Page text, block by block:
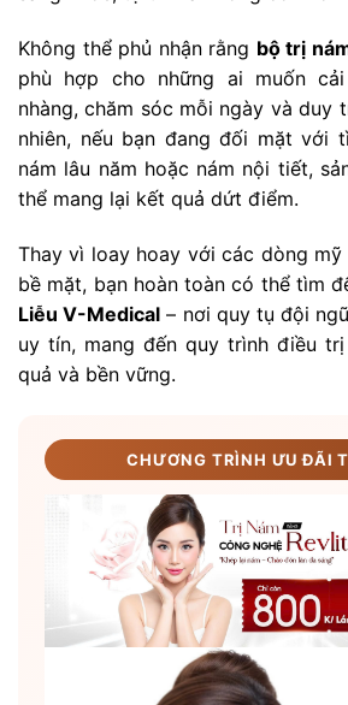
Không thể phủ nhận rằng bộ trị
phù hợp cho những ai muốn
nhàng, chăm sóc mỗi ngày và duy
nhiên, nếu bạn đang đối mặt với
nám lâu năm hoặc nám nội tiết,
thể mang lại kết quả dứt điểm.
Thay vì loay hoay với các dòng
bề mặt, bạn hoàn toàn có thể tìm
Liễu V-Medical – nơi quy tụ đội
uy tín, mang đến quy trình điều
quả và bền vững.
CHƯƠNG TRÌNH ƯU ĐÃI